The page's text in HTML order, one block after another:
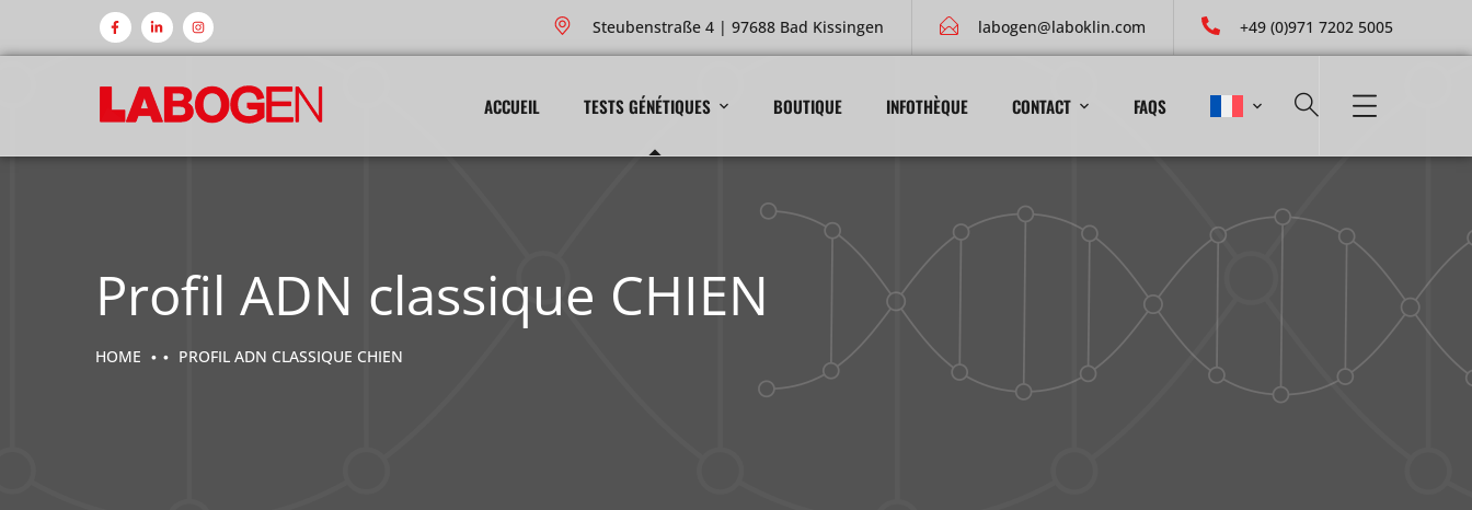
Steubenstraße 4 | 97688 Bad Kissingen labogen@laboklin.com +49 (0)971 7202 5005
ACCUEIL TESTS GÉNÉTIQUES BOUTIQUE INFOTHÈQUE CONTACT FAQS
Profil ADN classique CHIEN
HOME PROFIL ADN CLASSIQUE CHIEN